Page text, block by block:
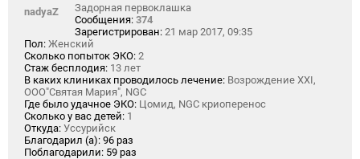
nadyaZ
Задорная первоклашка
Сообщения: 374
Зарегистрирован: 21 мар 2017, 09:35
Пол: Женский
Сколько попыток ЭКО: 2
Стаж бесплодия: 13 лет
В каких клиниках проводилось лечение: Возрождение ХХI,
ООО"Святая Мария", NGC
Где было удачное ЭКО: Цомид, NGC криоперенос
Сколько у вас детей: 1
Откуда: Уссурийск
Благодарил (а): 96 раз
Поблагодарили: 59 раз